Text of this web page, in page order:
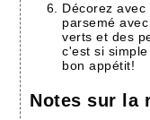
Décorez
parsemé
verts et des
c'est si
bon appétit!
Notes sur la